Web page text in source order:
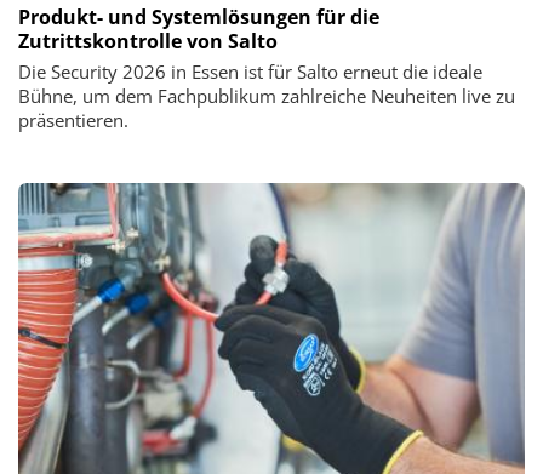
Produkt- und Systemlösungen für die
Zutrittskontrolle von Salto
Die Security 2026 in Essen ist für Salto erneut die ideale
Bühne, um dem Fachpublikum zahlreiche Neuheiten live zu
präsentieren.